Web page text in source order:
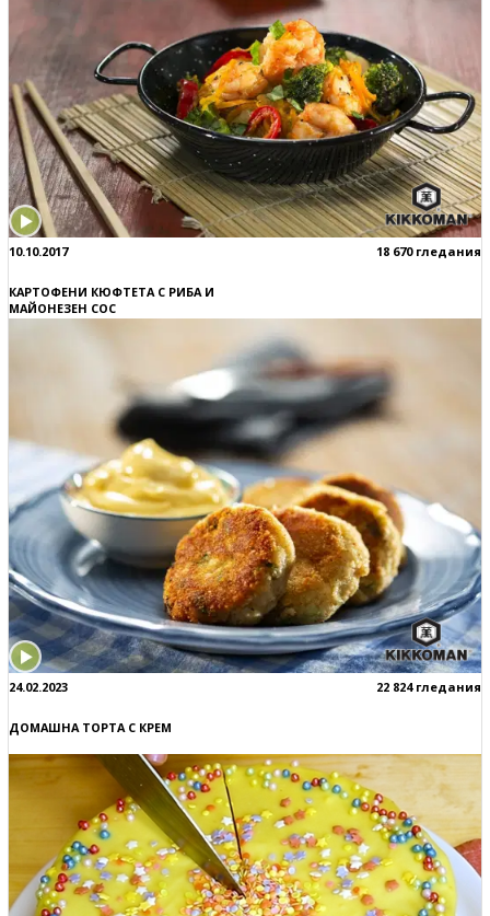
10.10.2017 18 670 гледания
КАРТОФЕНИ КЮФТЕТА С РИБА И
МАЙОНЕЗЕН СОС
24.02.2023 22 824 гледания
ДОМАШНА ТОРТА С КРЕМ